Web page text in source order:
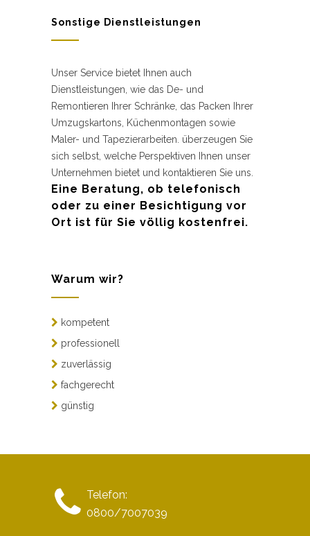
Sonstige Dienstleistungen
Unser Service bietet Ihnen auch
Dienstleistungen, wie das De- und
Remontieren Ihrer Schränke, das Packen Ihrer
Umzugskartons, Küchenmontagen sowie
Maler- und Tapezierarbeiten. überzeugen Sie
sich selbst, welche Perspektiven Ihnen unser
Unternehmen bietet und kontaktieren Sie uns.
Eine Beratung, ob telefonisch
oder zu einer Besichtigung vor
Ort ist für Sie völlig kostenfrei.
Warum wir?
kompetent
professionell
zuverlässig
fachgerecht
günstig
Telefon:
0800/7007039